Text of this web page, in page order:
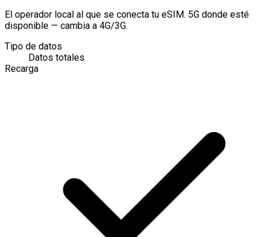
El operador local al que se conecta tu eSIM. 5G donde esté
disponible — cambia a 4G/3G.
Tipo de datos
Datos totales
Recarga